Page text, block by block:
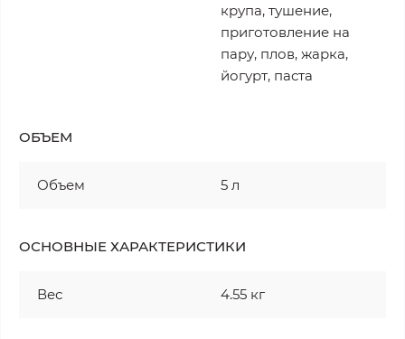
крупа, тушение,
приготовление на
пару, плов, жарка,
йогурт, паста
ОБЪЕМ
Объем 5 л
ОСНОВНЫЕ ХАРАКТЕРИСТИКИ
Вес 4.55 кг